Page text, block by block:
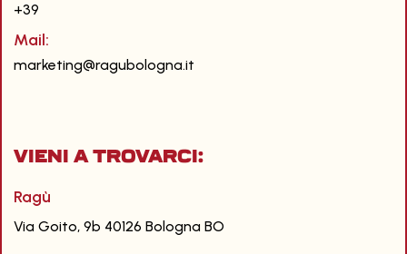
+39
Mail:
marketing@ragubologna.it
Vieni a trovarci:
Ragù
Via Goito, 9b 40126 Bologna BO